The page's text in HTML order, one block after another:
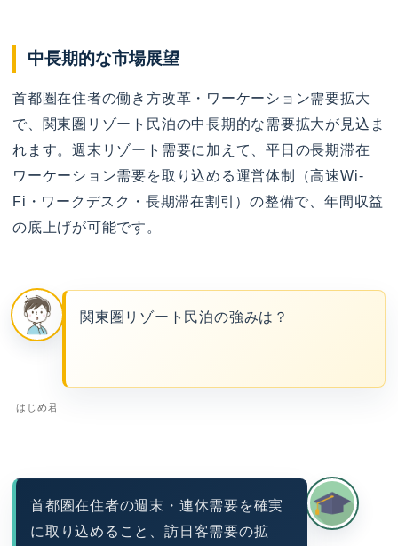
中長期的な市場展望
首都圏在住者の働き方改革・ワーケーション需要拡大
で、関東圏リゾート民泊の中長期的な需要拡大が見込ま
れます。週末リゾート需要に加えて、平日の長期滞在
ワーケーション需要を取り込める運営体制（高速Wi-
Fi・ワークデスク・長期滞在割引）の整備で、年間収益
の底上げが可能です。
はじめ君
関東圏リゾート民泊の強みは？
首都圏在住者の週末・連休需要を確実
に取り込めること、訪日客需要の拡